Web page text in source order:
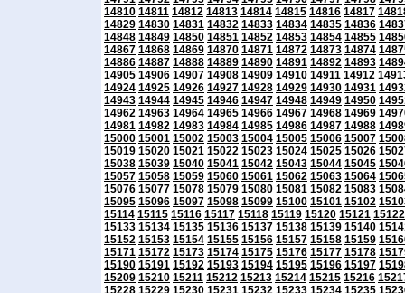
14810 14811 14812 14813 14814 14815 14816 14817
14829 14830 14831 14832 14833 14834 14835 14836
14848 14849 14850 14851 14852 14853 14854 14855
14867 14868 14869 14870 14871 14872 14873 14874
14886 14887 14888 14889 14890 14891 14892 14893
14905 14906 14907 14908 14909 14910 14911 14912
14924 14925 14926 14927 14928 14929 14930 14931
14943 14944 14945 14946 14947 14948 14949 14950
14962 14963 14964 14965 14966 14967 14968 14969
14981 14982 14983 14984 14985 14986 14987 14988
15000 15001 15002 15003 15004 15005 15006 15007
15019 15020 15021 15022 15023 15024 15025 15026
15038 15039 15040 15041 15042 15043 15044 15045
15057 15058 15059 15060 15061 15062 15063 15064
15076 15077 15078 15079 15080 15081 15082 15083
15095 15096 15097 15098 15099 15100 15101 15102
15114 15115 15116 15117 15118 15119 15120 15121 15122
15133 15134 15135 15136 15137 15138 15139 15140
15152 15153 15154 15155 15156 15157 15158 15159
15171 15172 15173 15174 15175 15176 15177 15178
15190 15191 15192 15193 15194 15195 15196 15197
15209 15210 15211 15212 15213 15214 15215 15216
15228 15229 15230 15231 15232 15233 15234 15235